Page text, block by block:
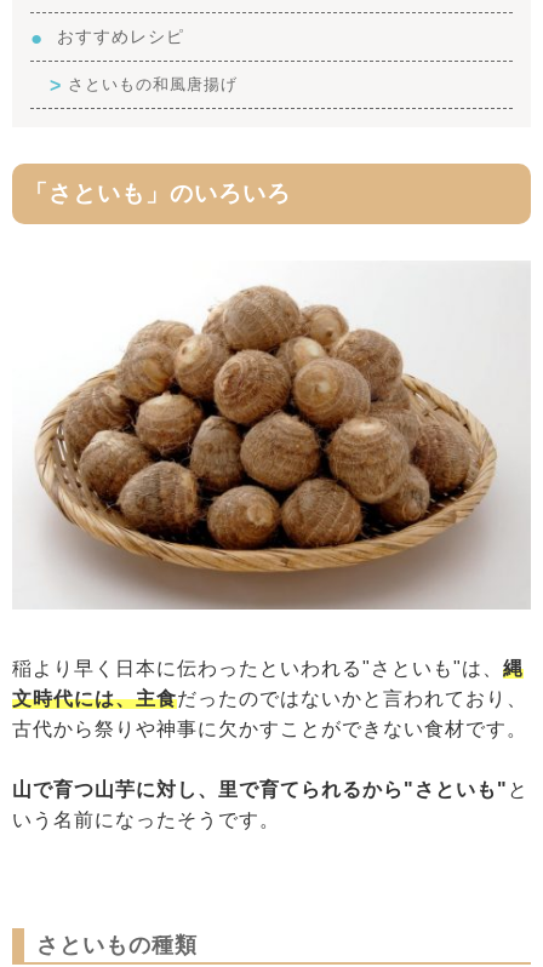
おすすめレシピ
さといもの和風唐揚げ
「さといも」のいろいろ
稲より早く日本に伝わったといわれる"さといも"は、 縄
文時代には、主食だったのではないかと言われており、
古代から祭りや神事に欠かすことができない食材です。
山で育つ山芋に対し、里で育てられるから"さといも" と
いう名前になったそうです。
さといもの種類